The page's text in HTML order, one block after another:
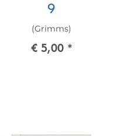
9
(Grimms)
€ 5,00 *